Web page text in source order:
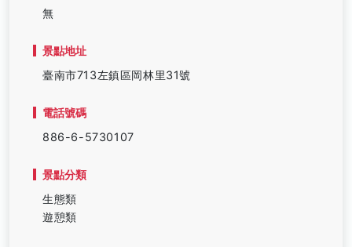
無
景點地址
臺南市713左鎮區岡林里31號
電話號碼
886-6-5730107
景點分類
生態類
遊憩類